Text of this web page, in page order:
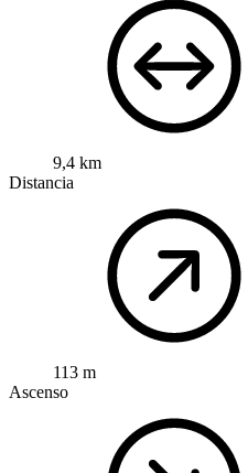
9,4 km
Distancia
113 m
Ascenso